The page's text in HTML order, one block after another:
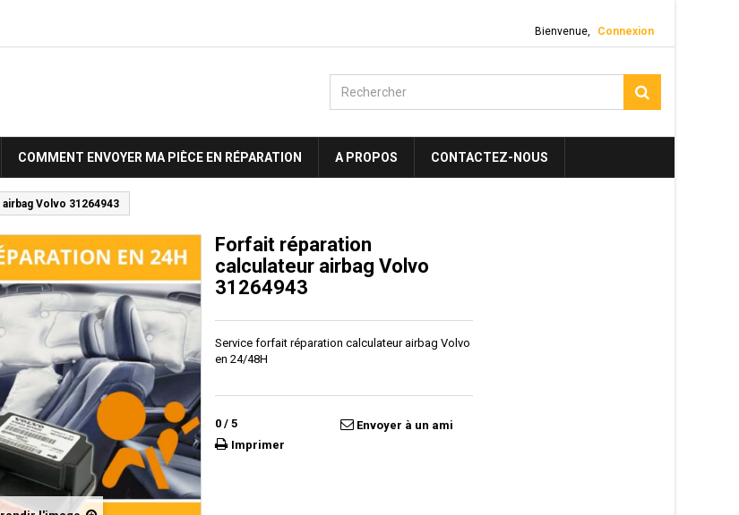
Bienvenue, Connexion
COMMENT ENVOYER MA PIÈCE EN RÉPARATION A PROPOS CONTACTEZ-NOUS
Volvo 31264943
Forfait réparation
calculateur airbag Volvo
31264943
Service forfait réparation calculateur airbag Volvo
en 24/48H
0 / 5
Envoyer à un ami
Imprimer